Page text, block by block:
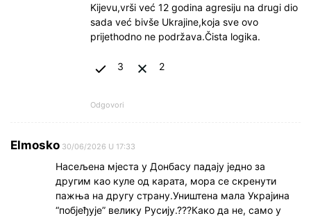
Kijevu,vrši već 12 godina agresiju na drugi dio
sada već bivše Ukrajine,koja sve ovo
prijethodno ne podržava.Čista logika.
3 2
Odgovori
Elmosko 30/06/2026 U 17:33
Насељена мјеста у Донбасу падају једно за
другим као куле од карата, мора се скренути
пажња на другу страну.Уништена мала Украјина
“побјеђује” велику Русију.???Како да не, само у